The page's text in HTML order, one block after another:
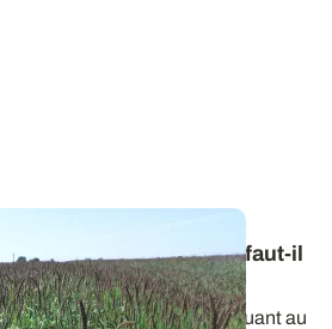
et stocks fourragers : faut-il
une dérobée ?
et l’inquiétude grandit quant au